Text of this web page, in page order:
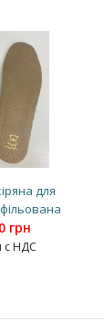
для
грн
с НДС